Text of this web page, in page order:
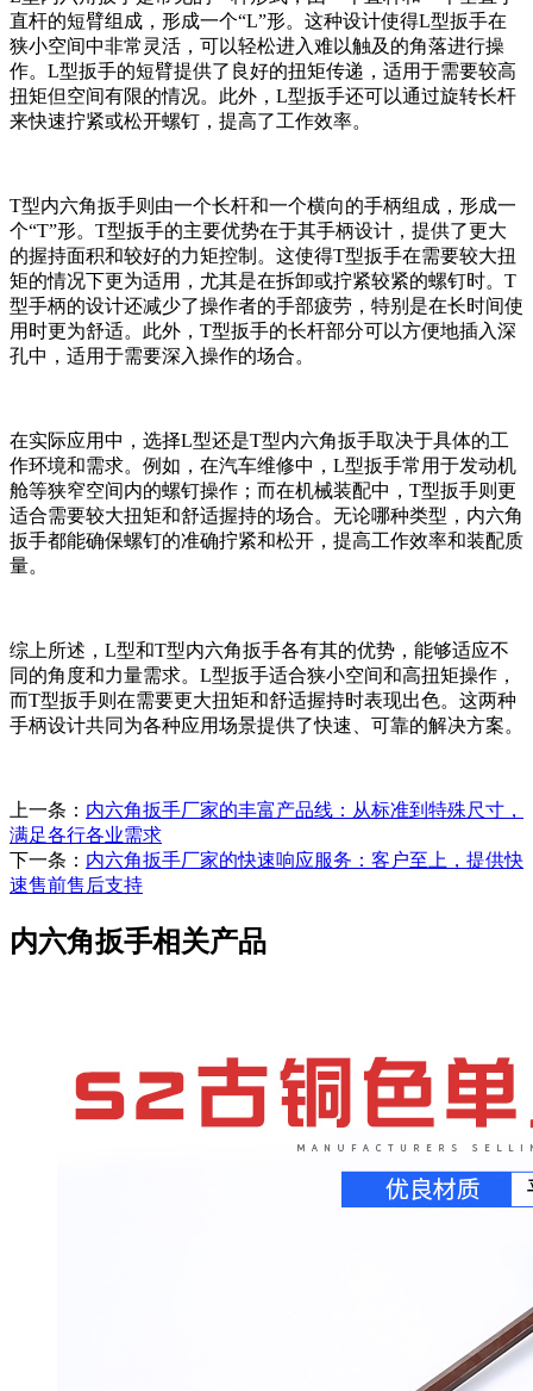
直杆的短臂组成，形成一个“L”形。这种设计使得L型扳手在
狭小空间中非常灵活，可以轻松进入难以触及的角落进行操
作。L型扳手的短臂提供了良好的扭矩传递，适用于需要较高
扭矩但空间有限的情况。此外，L型扳手还可以通过旋转长杆
来快速拧紧或松开螺钉，提高了工作效率。
T型内六角扳手则由一个长杆和一个横向的手柄组成，形成一
个“T”形。T型扳手的主要优势在于其手柄设计，提供了更大
的握持面积和较好的力矩控制。这使得T型扳手在需要较大扭
矩的情况下更为适用，尤其是在拆卸或拧紧较紧的螺钉时。T
型手柄的设计还减少了操作者的手部疲劳，特别是在长时间使
用时更为舒适。此外，T型扳手的长杆部分可以方便地插入深
孔中，适用于需要深入操作的场合。
在实际应用中，选择L型还是T型内六角扳手取决于具体的工
作环境和需求。例如，在汽车维修中，L型扳手常用于发动机
舱等狭窄空间内的螺钉操作；而在机械装配中，T型扳手则更
适合需要较大扭矩和舒适握持的场合。无论哪种类型，内六角
扳手都能确保螺钉的准确拧紧和松开，提高工作效率和装配质
量。
综上所述，L型和T型内六角扳手各有其的优势，能够适应不
同的角度和力量需求。L型扳手适合狭小空间和高扭矩操作，
而T型扳手则在需要更大扭矩和舒适握持时表现出色。这两种
手柄设计共同为各种应用场景提供了快速、可靠的解决方案。
上一条： 内六角扳手厂家的丰富产品线：从标准到特殊尺寸，
满足各行各业需求
下一条： 内六角扳手厂家的快速响应服务：客户至上，提供快
速售前售后支持
内六角扳手相关产品